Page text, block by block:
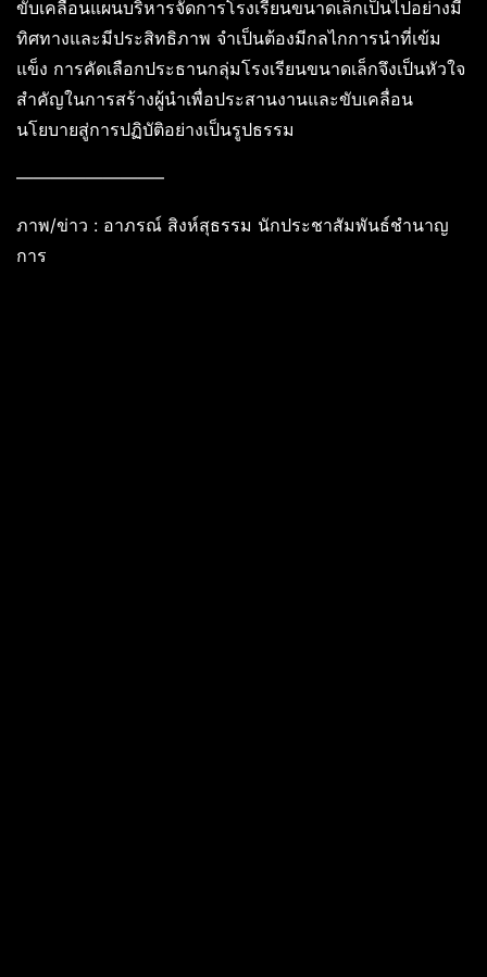
ขับเคลื่อนแผนบริหารจัดการโรงเรียนขนาดเล็กเป็นไปอย่างมี
ทิศทางและมีประสิทธิภาพ จำเป็นต้องมีกลไกการนำที่เข้ม
แข็ง การคัดเลือกประธานกลุ่มโรงเรียนขนาดเล็กจึงเป็นหัวใจ
สำคัญในการสร้างผู้นำเพื่อประสานงานและขับเคลื่อน
นโยบายสู่การปฏิบัติอย่างเป็นรูปธรรม
————————–
ภาพ/ข่าว : อาภรณ์ สิงห์สุธรรม นักประชาสัมพันธ์ชำนาญ
การ